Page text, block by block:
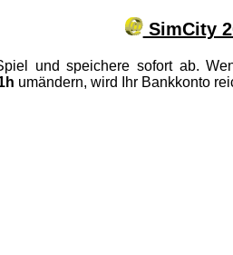
SimCity
und speichere sofort ab.
umändern, wird Ihr Bankkonto